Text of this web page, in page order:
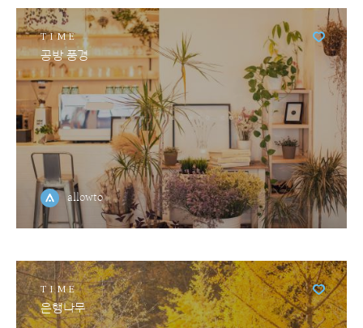
TIME
공방 풍경
allowto
TIME
은행나무